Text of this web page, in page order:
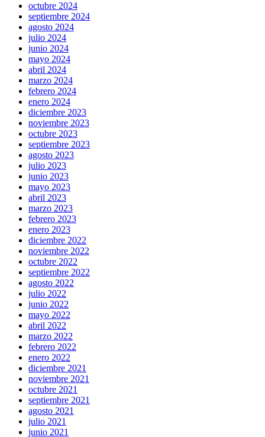
octubre 2024
septiembre 2024
agosto 2024
julio 2024
junio 2024
mayo 2024
abril 2024
marzo 2024
febrero 2024
enero 2024
diciembre 2023
noviembre 2023
octubre 2023
septiembre 2023
agosto 2023
julio 2023
junio 2023
mayo 2023
abril 2023
marzo 2023
febrero 2023
enero 2023
diciembre 2022
noviembre 2022
octubre 2022
septiembre 2022
agosto 2022
julio 2022
junio 2022
mayo 2022
abril 2022
marzo 2022
febrero 2022
enero 2022
diciembre 2021
noviembre 2021
octubre 2021
septiembre 2021
agosto 2021
julio 2021
junio 2021